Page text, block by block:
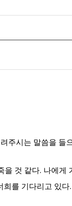
주시는 말씀을 들
을 것 같다. 나에게
희를 기다리고 있다.